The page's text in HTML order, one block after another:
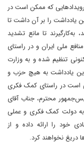
رویدادهایی که ممکن است در
یادداشت را بر آن داشت تا
به‌کارگیرند تا مانع تشدید
ملی ایران و در راستای
تنظیم شده و به وزارت
یادداشت به هیچ حزب و
است در راستای کمک فکری
محترم، جناب آقای
دولت کمک فکری و عملی
خود را ارائه داده و از
نخواهند کرد.